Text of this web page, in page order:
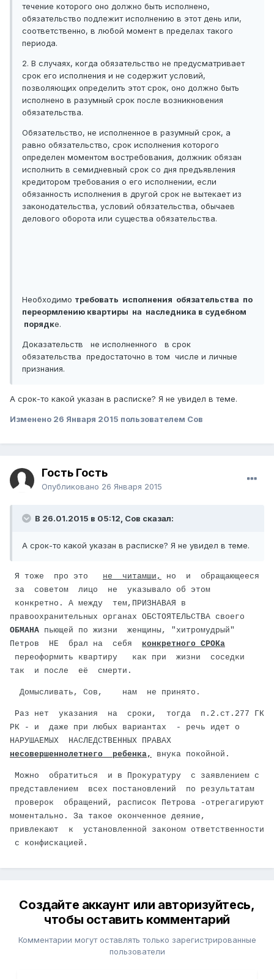
течение которого оно должно быть исполнено,
обязательство подлежит исполнению в этот день или,
соответственно, в любой момент в пределах такого
периода.
2. В случаях, когда обязательство не предусматривает
срок его исполнения и не содержит условий,
позволяющих определить этот срок, оно должно быть
исполнено в разумный срок после возникновения
обязательства.
Обязательство, не исполненное в разумный срок, а
равно обязательство, срок исполнения которого
определен моментом востребования, должник обязан
исполнить в семидневный срок со дня предъявления
кредитором требования о его исполнении, если
обязанность исполнения в другой срок не вытекает из
законодательства, условий обязательства, обычаев
делового оборота или существа обязательства.
Необходимо требовать исполнения обязательства по
переормлению квартиры на наследника в судебном
порядке.
Доказательств не исполненного в срок
обязательства предостаточно в том числе и личные
признания.
А срок-то какой указан в расписке? Я не увидел в теме.
Изменено 26 Января 2015 пользователем Сов
Гость Гость
Опубликовано 26 Января 2015
В 26.01.2015 в 05:12, Сов сказал:
А срок-то какой указан в расписке? Я не увидел в теме.
Я тоже про это не читамши,
но и обращающееся
за советом лицо не указывало об этом
конкретно. А между тем,ПРИЗНАВАЯ в
правоохранительных органах ОБСТОЯТЕЛЬСТВА своего
ОБМАНА пьющей по жизни женщины, "хитромудрый"
Петров НЕ брал на себя конкретного СРОКа
переоформить квартиру как при жизни соседки
так и после её смерти.
Домысливать, Сов, нам не принято.
Раз нет указания на сроки, тогда п.2.ст.277 ГК
РК - и даже при любых вариантах - речь идет о
НАРУШАЕМЫХ НАСЛЕДСТВЕННЫХ ПРАВАХ
несовершеннолетнего ребенка,
внука покойной.
Можно обратиться и в Прокуратуру с заявлением с
представлением всех постановлений по результатам
проверок обращений, расписок Петрова -отрегагируют
моментально. За такое оконченное деяние,
привлекают к установленной законом ответственности
с конфискацией.
Создайте аккаунт или авторизуйтесь,
чтобы оставить комментарий
Комментарии могут оставлять только зарегистрированные
пользователи